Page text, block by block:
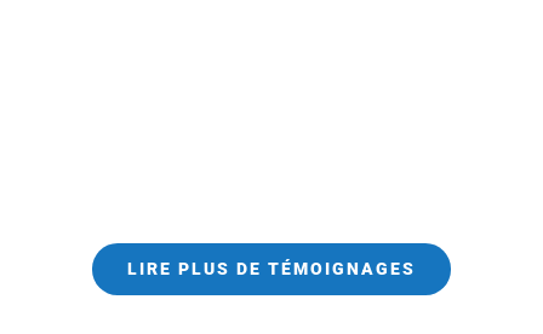
LIRE PLUS DE TÉMOIGNAGES